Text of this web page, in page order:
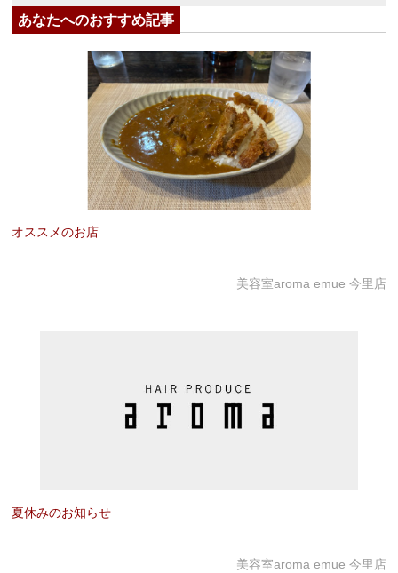
あなたへのおすすめ記事
オススメのお店
美容室aroma emue 今里店
夏休みのお知らせ
美容室aroma emue 今里店